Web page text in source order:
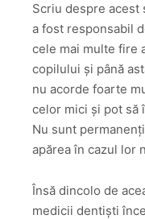
Scriu despre acest
a fost responsabil
cele mai multe fire
copilului și până
nu acorde foarte
celor mici și pot să
Nu sunt
apărea în cazul lor
Însă dincolo de
medicii dentiști